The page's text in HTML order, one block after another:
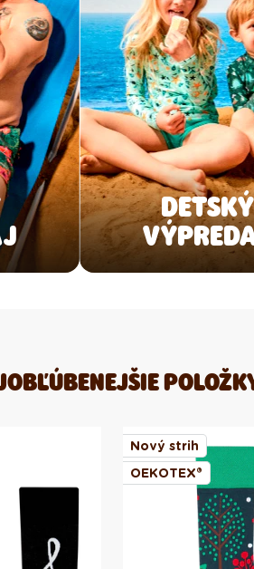
DETSKÝ
Nový strih
OEKOTEX®